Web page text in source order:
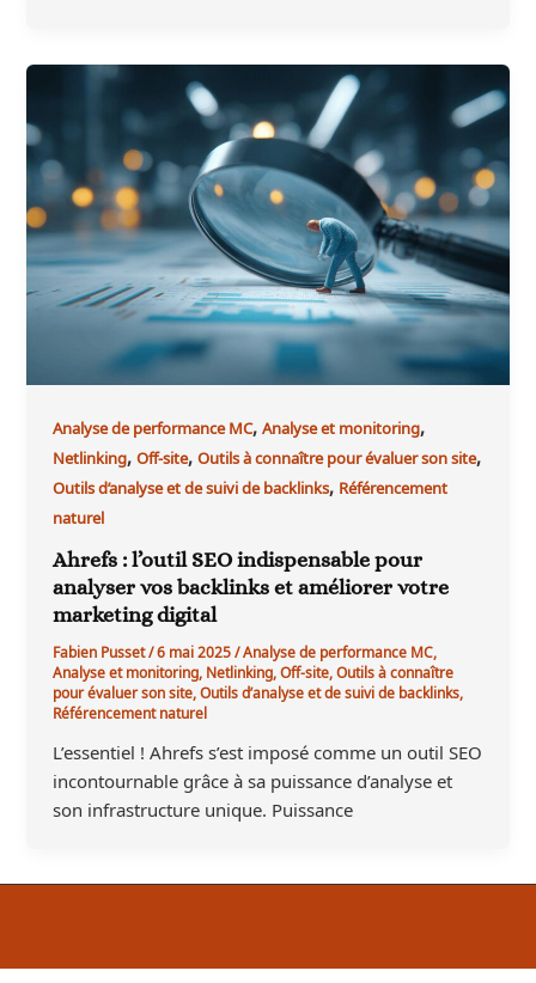
Analyse de performance MC,Analyse et monitoring,
Netlinking,Off-site,Outils à connaître pour évaluer son site,
Outils d’analyse et de suivi de backlinks, Référencement
naturel
Ahrefs : l’outil SEO indispensable pour
analyser vos backlinks et améliorer votre
marketing digital
Fabien Pusset/6 mai 2025/Analyse de performance MC,
Analyse et monitoring,Netlinking,Off-site,Outils à connaître
pour évaluer son site,Outils d’analyse et de suivi de backlinks,
Référencement naturel
L’essentiel ! Ahrefs s’est imposé comme un outil SEO
incontournable grâce à sa puissance d’analyse et
son infrastructure unique. Puissance